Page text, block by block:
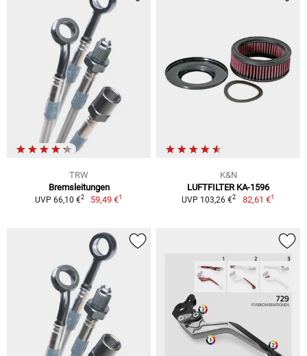
TRW
Bremsleitungen
UVP 66,10 €2 59,49 €1
K&N
LUFTFILTER KA-1596
UVP 103,26 €2 82,61 €1